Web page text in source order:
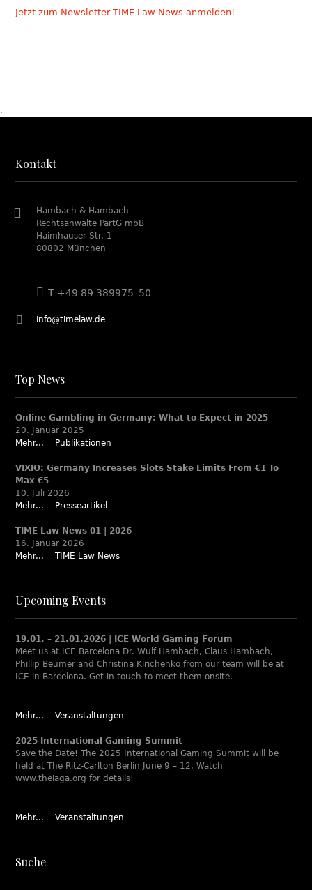
Jetzt zum Newsletter TIME Law News anmelden!
.
Kontakt
Hambach & Hambach
Rechtsanwälte PartG mbB
Haimhauser Str. 1
80802 München
T +49 89 389975–50
info@timelaw.de
Top News
Online Gambling in Germany: What to Expect in 2025
20. Januar 2025
Mehr...
Publikationen
VIXIO: Germany Increases Slots Stake Limits From €1 To
Max €5
10. Juli 2026
Mehr...
Presseartikel
TIME Law News 01 | 2026
16. Januar 2026
Mehr...
TIME Law News
Upcoming Events
19.01. – 21.01.2026 | ICE World Gaming Forum
Meet us at ICE Barcelona Dr. Wulf Hambach, Claus Hambach,
Phillip Beumer and Christina Kirichenko from our team will be at
ICE in Barcelona. Get in touch to meet them onsite.
Mehr... Veranstaltungen
2025 International Gaming Summit
Save the Date! The 2025 International Gaming Summit will be
held at The Ritz-Carlton Berlin June 9 – 12. Watch
www.theiaga.org for details!
Mehr... Veranstaltungen
Suche